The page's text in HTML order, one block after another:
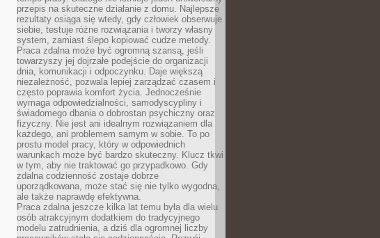
przepis na skuteczne działanie z domu. Najlepsze
rezultaty osiąga się wtedy, gdy człowiek obserwuje
siebie, testuje różne rozwiązania i tworzy własny
system, zamiast ślepo kopiować cudze metody.
Praca zdalna może być ogromną szansą, jeśli
towarzyszy jej dojrzałe podejście do organizacji
dnia, komunikacji i odpoczynku. Daje większą
niezależność, pozwala lepiej zarządzać czasem i
często poprawia komfort życia. Jednocześnie
wymaga odpowiedzialności, samodyscypliny i
świadomego dbania o dobrostan psychiczny oraz
fizyczny. Nie jest ani idealnym rozwiązaniem dla
każdego, ani problemem samym w sobie. To po
prostu model pracy, który w odpowiednich
warunkach może być bardzo skuteczny. Klucz tkwi
w tym, aby nie traktować go przypadkowo. Gdy
zdalna codzienność zostaje dobrze
uporządkowana, może stać się nie tylko wygodna,
ale także naprawdę efektywna.
Praca zdalna jeszcze kilka lat temu była dla wielu
osób atrakcyjnym dodatkiem do tradycyjnego
modelu zatrudnienia, a dziś dla ogromnej liczby